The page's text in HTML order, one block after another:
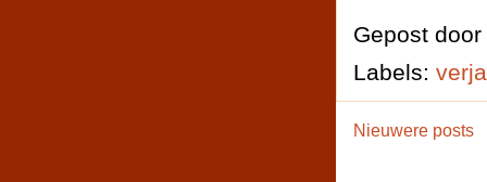
Gepost door
Labels:
Nieuwere posts